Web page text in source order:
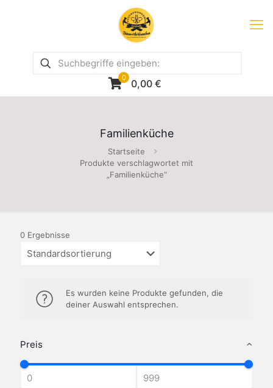
0 0,00 €
Familienküche
Startseite
Produkte verschlagwortet mit
„Familienküche“
Preis
0 Ergebnisse
Es wurden keine Produkte gefunden, die
deiner Auswahl entsprechen.